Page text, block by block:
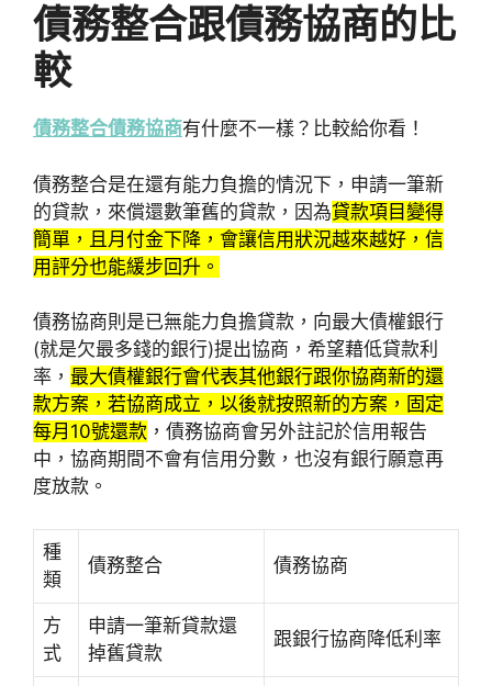
債務整合跟債務協商的比
較
債務整合債務協商有什麼不一樣？比較給你看！
債務整合是在還有能力負擔的情況下，申請一筆新
的貸款，來償還數筆舊的貸款，因為貸款項目變得
簡單，且月付金下降，會讓信用狀況越來越好，信
用評分也能緩步回升。
債務協商則是已無能力負擔貸款，向最大債權銀行
(就是欠最多錢的銀行)提出協商，希望藉低貸款利
率， 最大債權銀行會代表其他銀行跟你協商新的還
款方案，若協商成立，以後就按照新的方案，固定
每月10號還款 ，債務協商會另外註記於信用報告
中，協商期間不會有信用分數，也沒有銀行願意再
度放款。
種
類
債務整合 債務協商
方
式
申請一筆新貸款還
掉舊貸款
跟銀行協商降低利率